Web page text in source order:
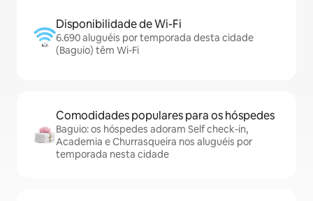
Disponibilidade de Wi-Fi
6.690 aluguéis por temporada desta cidade
(Baguio) têm Wi-Fi
Comodidades populares para os hóspedes
Baguio: os hóspedes adoram Self check-in,
Academia e Churrasqueira nos aluguéis por
temporada nesta cidade